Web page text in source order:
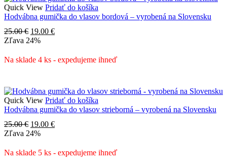
Quick View Pridať do košíka
Hodvábna gumička do vlasov bordová – vyrobená na Slovensku
25.00€ Pôvodná
cena
25.00 €.
19.00 €Aktuálna
19.00 €.
Zľava 24%
Na sklade 4 ks - expedujeme ihneď
Quick View Pridať do košíka
Hodvábna gumička do vlasov strieborná – vyrobená na Slovensku
25.00€ Pôvodná
cena
25.00 €.
19.00 €Aktuálna
19.00 €.
Zľava 24%
Na sklade 5 ks - expedujeme ihneď